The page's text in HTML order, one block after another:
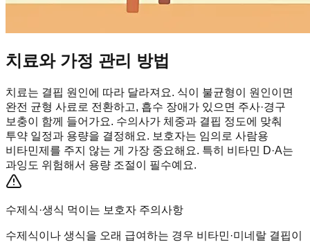
치료와 가정 관리 방법
치료는 결핍 원인에 따라 달라져요. 식이 불균형이 원인이면
완전 균형 사료로 전환하고, 흡수 장애가 있으면 주사·경구
보충이 함께 들어가요. 수의사가 체중과 결핍 정도에 맞춰
투약 일정과 용량을 결정해요. 보호자는 임의로 사람용
비타민제를 주지 않는 게 가장 중요해요. 특히 비타민 D·A는
과잉도 위험해서 용량 조절이 필수예요.
수제식·생식 먹이는 보호자 주의사항
수제식이나 생식을 오래 급여하는 경우 비타민·미네랄 결핍이